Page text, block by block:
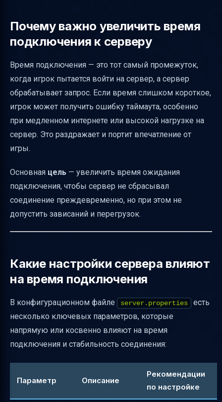
Пример настройки server.properties для
увеличения времени подключения
Заключение
Полезные ссылки
Почему важно увеличить время
подключения к серверу
Время подключения — это тот самый промежуток,
когда игрок пытается войти на сервер, а сервер
обрабатывает запрос. Если время слишком короткое,
игрок может получить ошибку таймаута, особенно
при медленном интернете или высокой нагрузке на
сервер. Это раздражает и портит впечатление от
игры.
Основная цель — увеличить время ожидания
подключения, чтобы сервер не сбрасывал
соединение преждевременно, но при этом не
допустить зависаний и перегрузок.
Какие настройки сервера влияют
на время подключения
В конфигурационном файле server.properties
есть
несколько ключевых параметров, которые
напрямую или косвенно влияют на время
подключения и стабильность соединения:
Параметр Описание
Рекомендации
по настройке